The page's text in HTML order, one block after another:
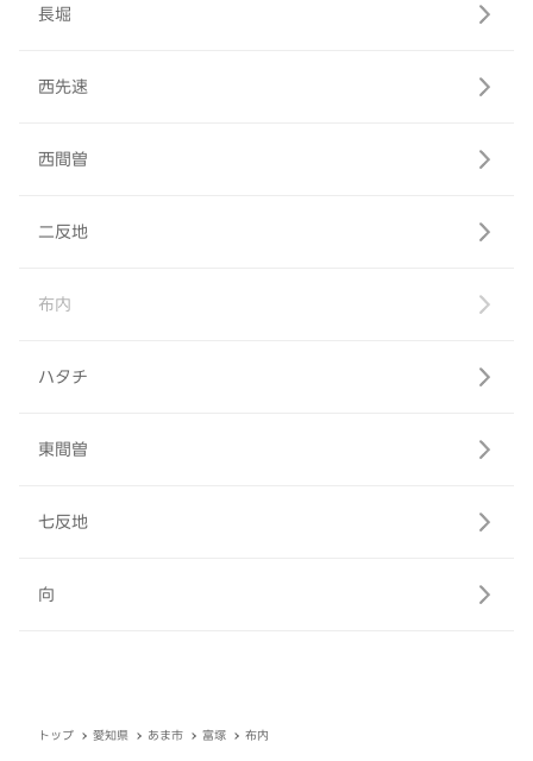
長堀
西先速
西間曽
二反地
布内
ハタチ
東間曽
七反地
向
トップ 愛知県 あま市 富塚 布内